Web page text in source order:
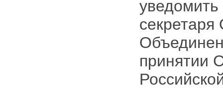
уведомить
секретаря
принятии